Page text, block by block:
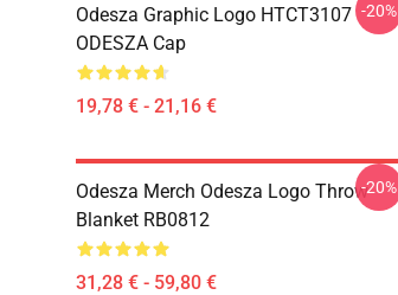
Odesza Graphic Logo HTCT3107
ODESZA Cap
19,78 € - 21,16 €
-20%
Odesza Merch Odesza Logo Throw
Blanket RB0812
31,28 € - 59,80 €
-20%